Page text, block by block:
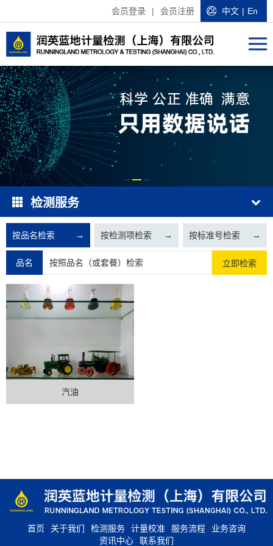
会员登录 | 会员注册 中文 | En
检测服务
→
按品名检索 →
按检测项检索 →
按标准号检索
品名 立即检索
汽油
首页 关于我们 检测服务 计量校准 服务流程
业务咨询
资讯中心
联系我们